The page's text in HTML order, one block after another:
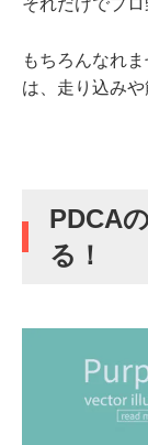
それだけでプ
もちろんなれ
は、走り込みや
PDCA
る！